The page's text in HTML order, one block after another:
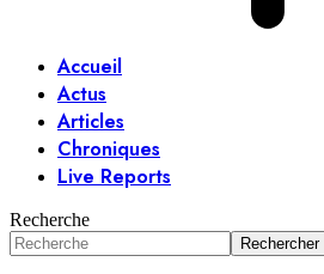
Accueil
Actus
Articles
Chroniques
Live Reports
Recherche